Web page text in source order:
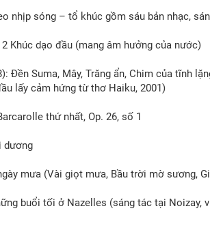
nhịp sóng – tổ khúc gồm sáu bản nhạc,
Khúc dạo đầu (mang âm hưởng của nước)
Đền Suma, Mây, Trăng ẩn, Chim của tĩnh
lấy cảm hứng từ thơ Haiku, 2001)
thứ nhất, Op. 26, số 1
dương
mưa (Vài giọt mưa, Bầu trời mờ sương,
buổi tối ở Nazelles (sáng tác tại Noizay,